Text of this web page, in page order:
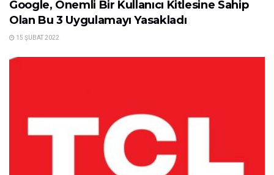
Google, Önemli Bir Kullanıcı Kitlesine Sahip
Olan Bu 3 Uygulamayı Yasakladı
15 ŞUBAT 2022